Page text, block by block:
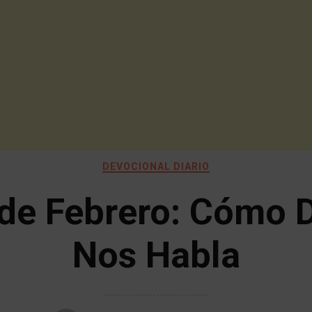
DEVOCIONAL DIARIO
Febrero: Cómo
Nos Habla